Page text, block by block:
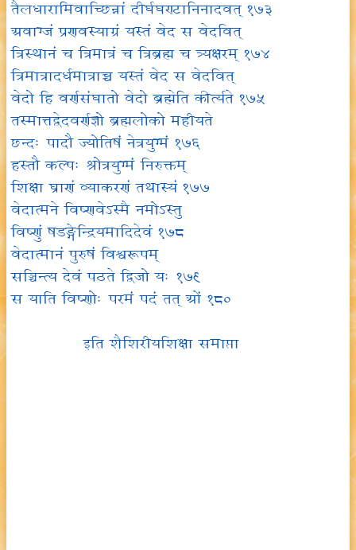
तैलधारामिवाच्छिन्नां दीर्घघण्टानिनादवत् १७३
अवाग्जं प्रणवस्याग्रं यस्तं वेद स वेदवित्
त्रिस्थानं च त्रिमात्रं च त्रिब्रह्म च त्र्यक्षरम् १७४
त्रिमात्रादर्धमात्राच्च यस्तं वेद स वेदवित्
वेदो हि वर्णसंघातो वेदो ब्रह्मेति कीर्त्यते १७५
तस्मात्तद्वेदवर्णज्ञो ब्रह्मलोको महीयते
छन्दः पादौ ज्योतिषं नेत्रयुग्मं १७६
हस्तौ कल्पः श्रोत्रयुग्मं निरुक्तम्
शिक्षा घ्राणं व्याकरणं तथास्यं १७७
वेदात्मने विष्णवेऽस्मै नमोऽस्तु
विष्णुं षडङ्गेन्द्रियमादिदेवं १७८
वेदात्मानं पुरुषं विश्वरूपम्
सञ्चिन्त्य देवं पठते द्विजो यः १७९
स याति विष्णोः परमं पदं तत् ओं १८०
इति शैशिरीयशिक्षा समाप्ता